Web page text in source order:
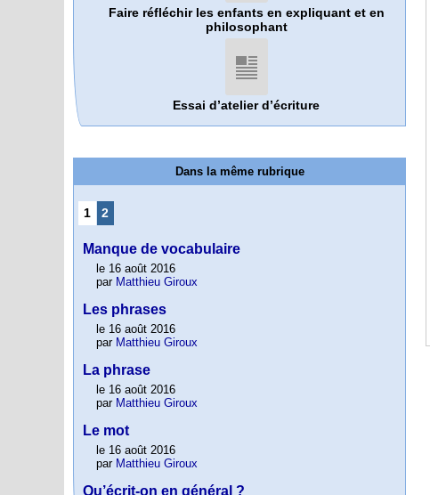
Faire réfléchir les enfants en expliquant et en
philosophant
Essai d’atelier d’écriture
Dans la même rubrique
1 2
Manque de vocabulaire
le 16 août 2016
par Matthieu Giroux
Les phrases
le 16 août 2016
par Matthieu Giroux
La phrase
le 16 août 2016
par Matthieu Giroux
Le mot
le 16 août 2016
par Matthieu Giroux
Qu’écrit-on en général ?